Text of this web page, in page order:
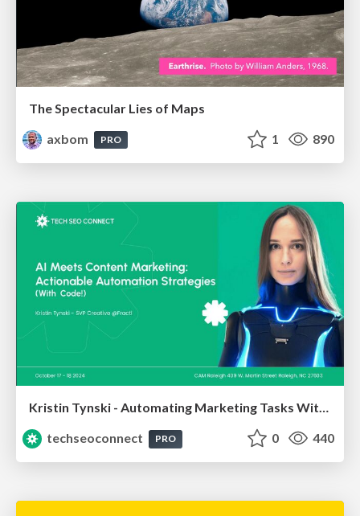
The Spectacular Lies of Maps
axbom
PRO 1 890
Kristin Tynski - Automating Marketing Tasks With AI
techseoconnect
PRO 0 440